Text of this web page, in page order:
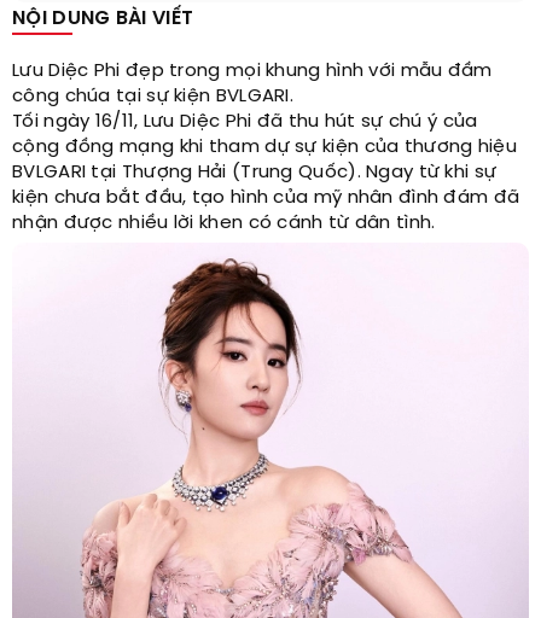
NỘI DUNG BÀI VIẾT
Lưu Diệc Phi đẹp trong mọi khung hình với mẫu đầm
công chúa tại sự kiện BVLGARI.
Tối ngày 16/11, Lưu Diệc Phi đã thu hút sự chú ý của
cộng đồng mạng khi tham dự sự kiện của thương hiệu
BVLGARI tại Thượng Hải (Trung Quốc). Ngay từ khi sự
kiện chưa bắt đầu, tạo hình của mỹ nhân đình đám đã
nhận được nhiều lời khen có cánh từ dân tình.